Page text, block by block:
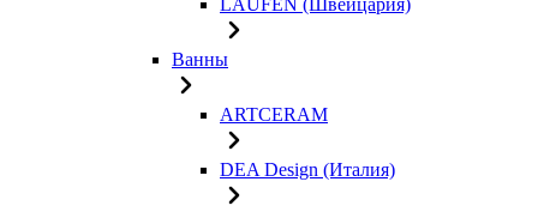
LAUFEN (Швейцария)
Ванны
ARTCERAM
DEA Design (Италия)